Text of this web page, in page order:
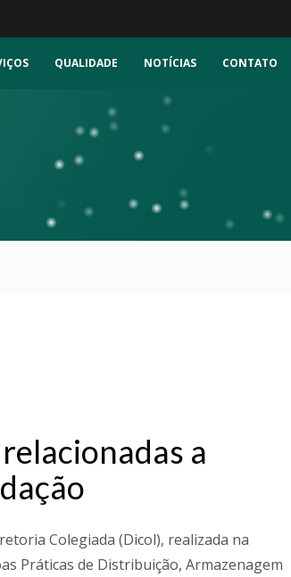
QUALIDADE NOTÍCIAS CONTATO
a
Colegiada (Dicol), realizada na
Práticas de Distribuição, Armazenagem